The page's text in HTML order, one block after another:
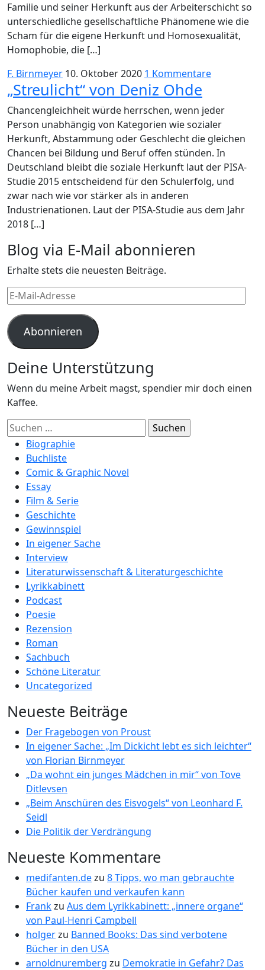
Familie und seiner Herkunft aus der Arbeiterschicht so
unterschiedliche gesellschaftliche Phänomene wie die
Scham für die eigene Herkunft und Homosexualität,
Homophobie, die […]
F. Birnmeyer 10. Oktober 2020 1 Kommentare
„Streulicht“ von Deniz Ohde
Chancengleichheit würde herrschen, wenn jeder
Person unabhängig von Kategorien wie sozialer
Herkunft, Abstammung oder Geschlecht die gleichen
Chancen bei Bildung und Beruf offen stünden. In
Deutschland bleibt die soziale Herkunft laut der PISA-
Studie 2015 entscheidend für den Schulerfolg, und
zwar nach wie vor stärker als in anderen
Industrienationen. Laut der PISA-Studie aus dem Jahr
2018 […]
Blog via E-Mail abonnieren
Erhalte stets die neuesten Beiträge.
E-
Mail-
Adresse
Abonnieren
Deine Unterstützung
Wenn du meine Arbeit magst, spendier mir doch einen
Kaffee.
Suchen
nach:Biographie
Buchliste
Comic & Graphic Novel
Essay
Film & Serie
Geschichte
Gewinnspiel
In eigener Sache
Interview
Literaturwissenschaft & Literaturgeschichte
Lyrikkabinett
Podcast
Poesie
Rezension
Roman
Sachbuch
Schöne Literatur
Uncategorized
Neueste Beiträge
Der Fragebogen von Proust
In eigener Sache: „Im Dickicht lebt es sich leichter“
von Florian Birnmeyer
„Da wohnt ein junges Mädchen in mir“ von Tove
Ditlevsen
„Beim Anschüren des Eisvogels“ von Leonhard F.
Seidl
Die Politik der Verdrängung
Neueste Kommentare
medifanten.dezu 8 Tipps, wo man gebrauchte
Bücher kaufen und verkaufen kann
Frankzu Aus dem Lyrikkabinett: „innere organe“
von Paul-Henri Campbell
holgerzu Banned Books: Das sind verbotene
Bücher in den USA
arnoldnuremberg zu Demokratie in Gefahr? Das